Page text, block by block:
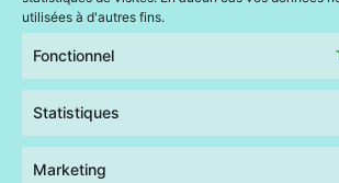
utilisées à d'autres fins.
Fonctionnel
Statistiques
Marketing
11h15 : Cérémonie au Monument aux Morts
d’honneur dans la salle de garderie périscolaire.